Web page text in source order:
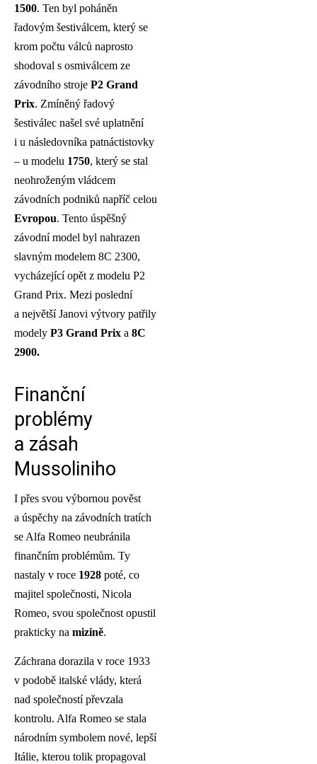
1500. Ten byl poháněn
řadovým šestiválcem, který se
krom počtu válců naprosto
shodoval s osmiválcem ze
závodního stroje P2 Grand
Prix. Zmíněný řadový
šestiválec našel své uplatnění
i u následovníka patnáctistovky
– u modelu 1750, který se stal
neohroženým vládcem
závodních podniků napříč celou
Evropou. Tento úspěšný
závodní model byl nahrazen
slavným modelem 8C 2300,
vycházející opět z modelu P2
Grand Prix. Mezi poslední
a největší Janovi výtvory patřily
modely P3 Grand Prix a 8C
2900.
Finanční
problémy
a zásah
Mussoliniho
I přes svou výbornou pověst
a úspěchy na závodních tratích
se Alfa Romeo neubránila
finančním problémům. Ty
nastaly v roce 1928 poté, co
majitel společnosti, Nicola
Romeo, svou společnost opustil
prakticky na mizině.
Záchrana dorazila v roce 1933
v podobě italské vlády, která
nad společností převzala
kontrolu. Alfa Romeo se stala
národním symbolem nové, lepší
Itálie, kterou tolik propagoval